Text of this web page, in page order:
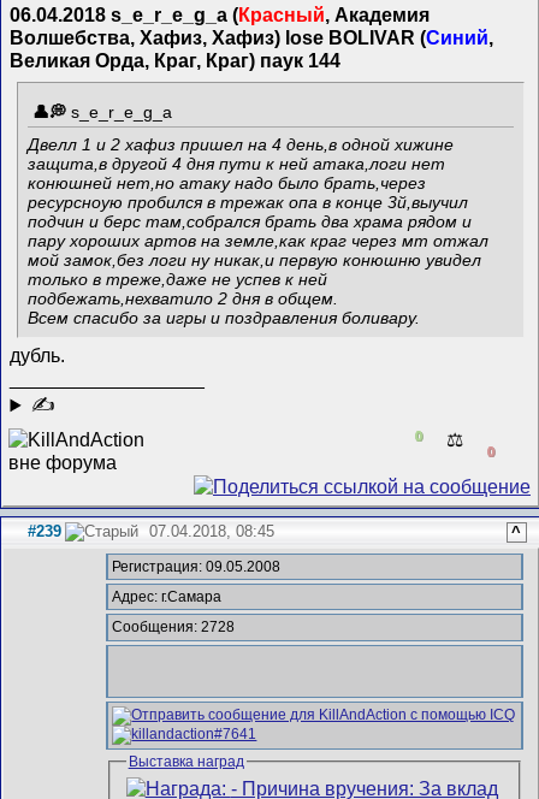
06.04.2018 s_e_r_e_g_a (Красный , Академия
Волшебства, Хафиз, Хафиз) lose BOLIVAR (Синий
Великая Орда, Краг, Краг) паук 144
s_e_r_e_g_a
Двелл 1 и 2 хафиз пришел на 4 день,в одной хижине
защита,в другой 4 дня пути к ней атака,логи нет
конюшней нет,но атаку надо было брать,через
ресурсноую пробился в трежак опа в конце 3й,выучил
подчин и берс там,собрался брать два храма рядом и
пару хороших артов на земле,как краг через мт отжал
мой замок,без логи ну никак,и первую конюшню увидел
только в треже,даже не успев к ней
подбежать,нехватило 2 дня в общем.
Всем спасибо за игры и поздравления боливару.
дубль.
✍
0 ⚖️
0
#239 07.04.2018, 08:45 ^
Регистрация: 09.05.2008
Адрес: г.Самара
Сообщения: 2728
Выставка наград